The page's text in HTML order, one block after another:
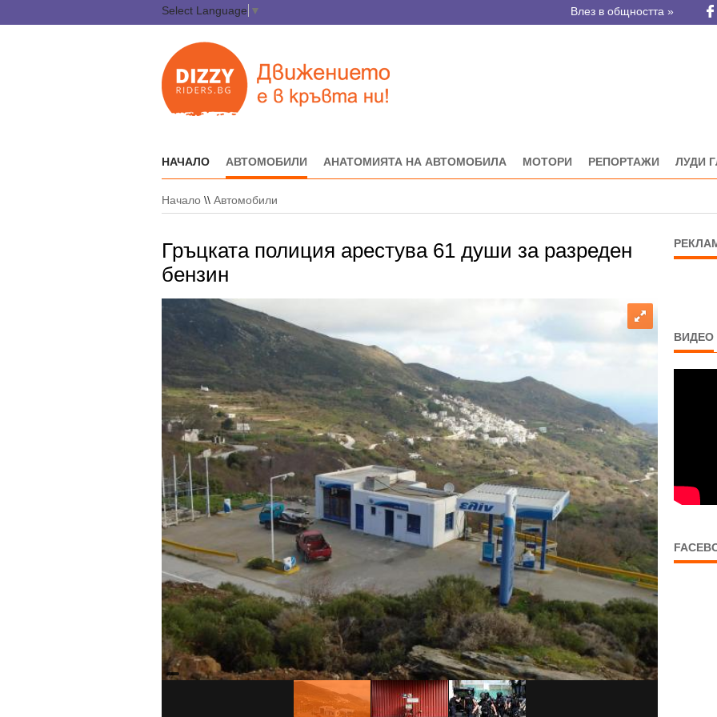
Select Language ▼ Влез в общността »
НАЧАЛО АВТОМОБИЛИ АНАТОМИЯТА НА АВТОМОБИЛА МОТОРИ РЕПОРТАЖИ ЛУДИ
Начало \\ Автомобили
Гръцката полиция арестува 61 души за разреден
бензин
ВИДЕО